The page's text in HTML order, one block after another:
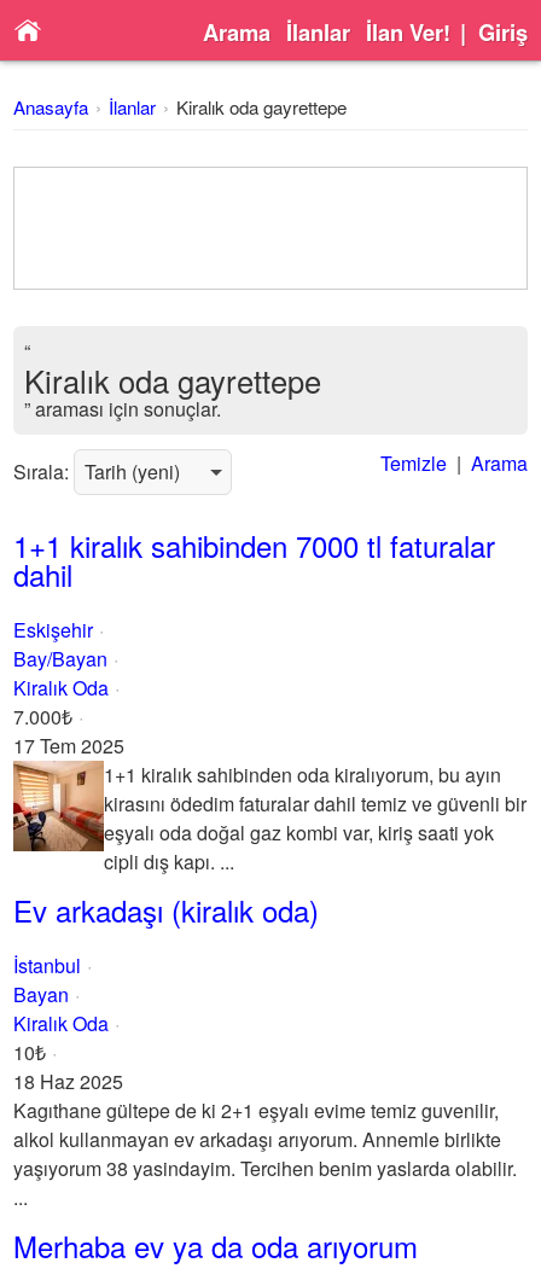
Arama İlanlar İlan Ver! | Giriş
Anasayfa İlanlar Kiralık oda gayrettepe
“
Kiralık oda gayrettepe
” araması için sonuçlar.
Sırala: Temizle| Arama
1+1 kiralık sahibinden 7000 tl faturalar
dahil
Eskişehir
Bay/Bayan
Kiralık Oda
7.000₺
17 Tem 2025
1+1 kiralık sahibinden oda kiralıyorum, bu ayın
kirasını ödedim faturalar dahil temiz ve güvenli bir
eşyalı oda doğal gaz kombi var, kiriş saati yok
cipli dış kapı. ...
Ev arkadaşı (kiralık oda)
İstanbul
Bayan
Kiralık Oda
10₺
18 Haz 2025
Kagıthane gültepe de ki 2+1 eşyalı evime temiz guvenilir,
alkol kullanmayan ev arkadaşı arıyorum. Annemle birlikte
yaşıyorum 38 yasindayim. Tercihen benim yaslarda olabilir.
...
Merhaba ev ya da oda arıyorum